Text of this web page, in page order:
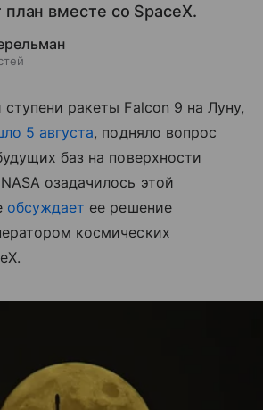
вместе со SpaceX.
ракеты Falcon 9 на Луну,
5 августа, подняло вопрос
баз на поверхности
озадачилось этой
обсуждает ее решение
космических